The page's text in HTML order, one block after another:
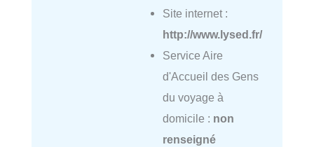
Site internet :
http://www.lysed.fr/
Service Aire
d'Accueil des Gens
du voyage à
domicile : non
renseigné